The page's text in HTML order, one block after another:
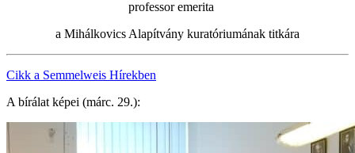
professor emerita
a Mihálkovics Alapítvány kuratóriumának titkára
Cikk a Semmelweis Hírekben
A bírálat képei (márc. 29.):